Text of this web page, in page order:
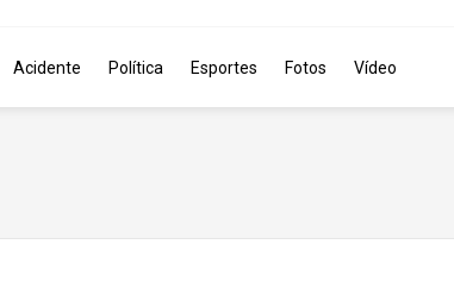
Acidente Política Esportes Fotos Vídeo